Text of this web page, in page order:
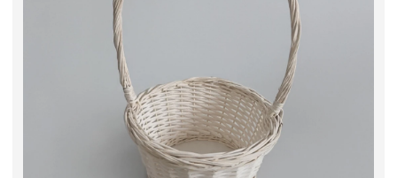
Декоративные вазы, кашпо